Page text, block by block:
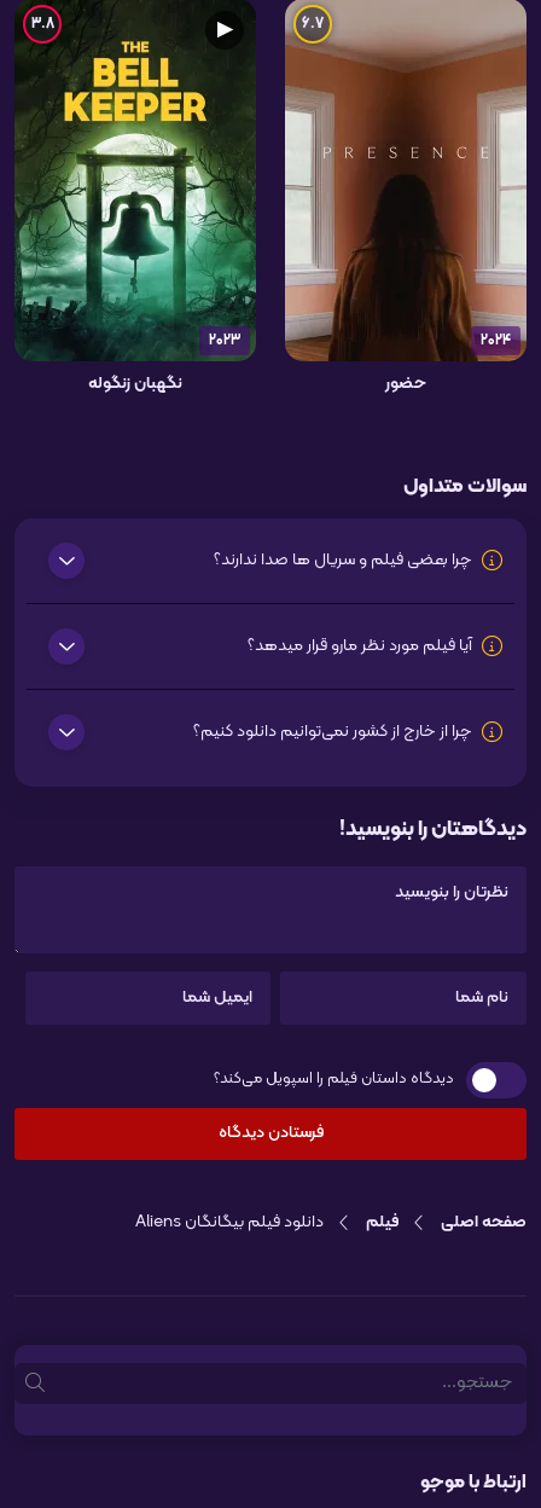
2024
6.7
حضور
2023
▶
3.8
نگهبان زنگوله
سوالات متداول
چرا بعضی فیلم و سریال ها صدا ندارند؟
آیا فیلم مورد نظر مارو قرار میدهد؟
چرا از خارج از کشور نمی‌توانیم دانلود کنیم؟
دیدگاهتان را بنویسید!
دیدگاه داستان فیلم را اسپویل می‌کند؟
صفحه اصلی فیلم دانلود فیلم بیگانگان Aliens
Search
ارتباط با موجو